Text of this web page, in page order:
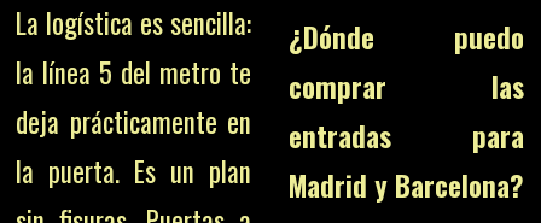
La logística es sencilla:
la línea 5 del metro te
deja prácticamente en
la puerta. Es un plan
¿Dónde puedo
comprar las
entradas para
Madrid y Barcelona?